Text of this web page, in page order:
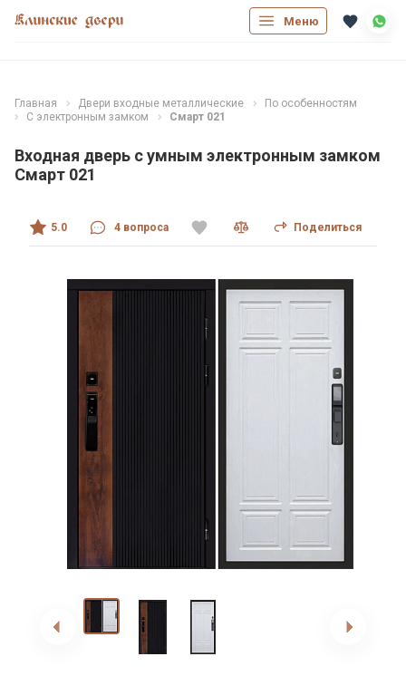
Меню
Главная Двери входные металлические
По особенностям
С электронным замком
Смарт 021
Входная дверь с умным электронным замком
Смарт 021
5.0 4 вопроса Поделиться